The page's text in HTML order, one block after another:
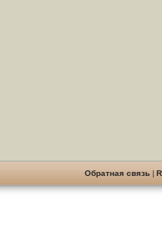
Обратная связь